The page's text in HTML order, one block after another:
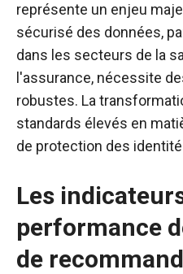
représente un enjeu
sécurisé des données,
dans les secteurs de la
l'assurance, nécessite
robustes. La
standards élevés en
de protection des
Les
performance
de